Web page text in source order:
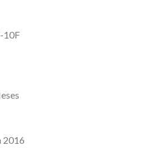
10F
2016